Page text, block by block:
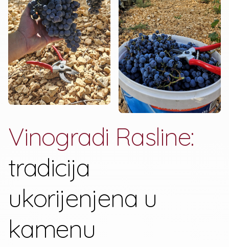
Vinogradi Rasline:
tradicija
ukorijenjena u
kamenu